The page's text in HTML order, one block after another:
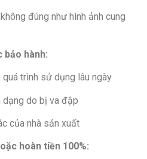
đúng như hình ảnh cung
bảo hành:
trình sử dụng lâu ngày
dạng do bị va đập
của nhà sản xuất
hoàn tiền 100%: